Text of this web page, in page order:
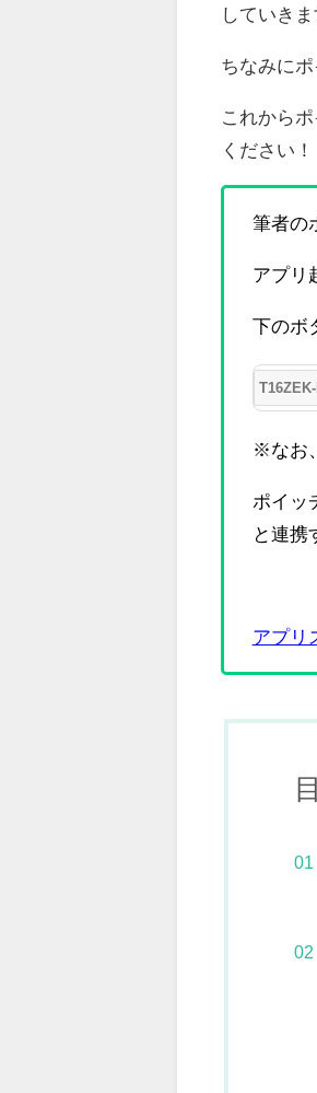
していきま
ちなみに
これから
ください！
筆者の
アプリ
下のボ
※なお、
ポイッ
と連携
アプリ